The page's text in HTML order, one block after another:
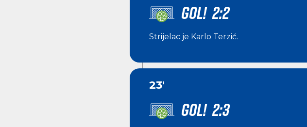
GOL! 2:2
Strijelac je Karlo Terzić.
23'
GOL! 2:3